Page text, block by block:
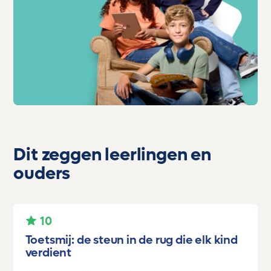
Dit zeggen leerlingen en
ouders
10
Toetsmij: de steun in de rug die elk kind
verdient